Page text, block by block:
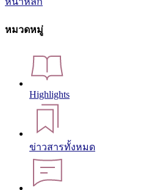
หมวดหมู่
Highlights
ข่าวสารทั้งหมด